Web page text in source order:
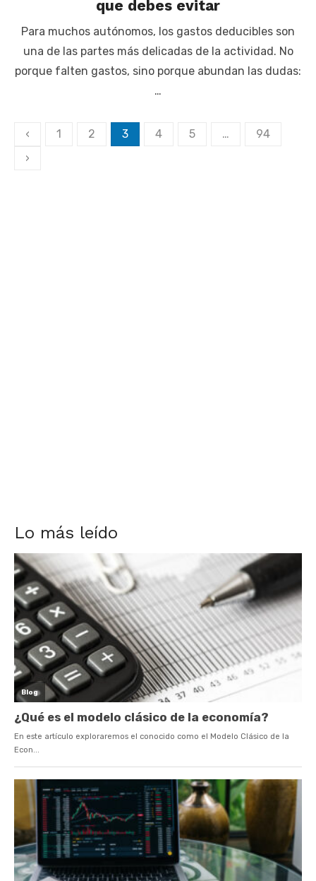
que debes evitar
Para muchos autónomos, los gastos deducibles son
una de las partes más delicadas de la actividad. No
porque falten gastos, sino porque abundan las dudas:
…
Paginación
de
‹ 1 2 3 4 5 …
94
›
Lo más leído